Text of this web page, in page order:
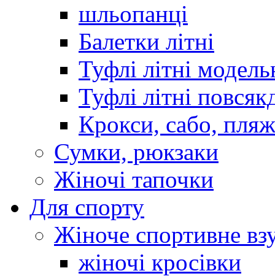
шльопанці
Балетки літні
Туфлі літні
Туфлі літні
Крокси, сабо,
Сумки, рюкзаки
Жіночі тапочки
Для спорту
Жіноче спортивне
жіночі кросівки